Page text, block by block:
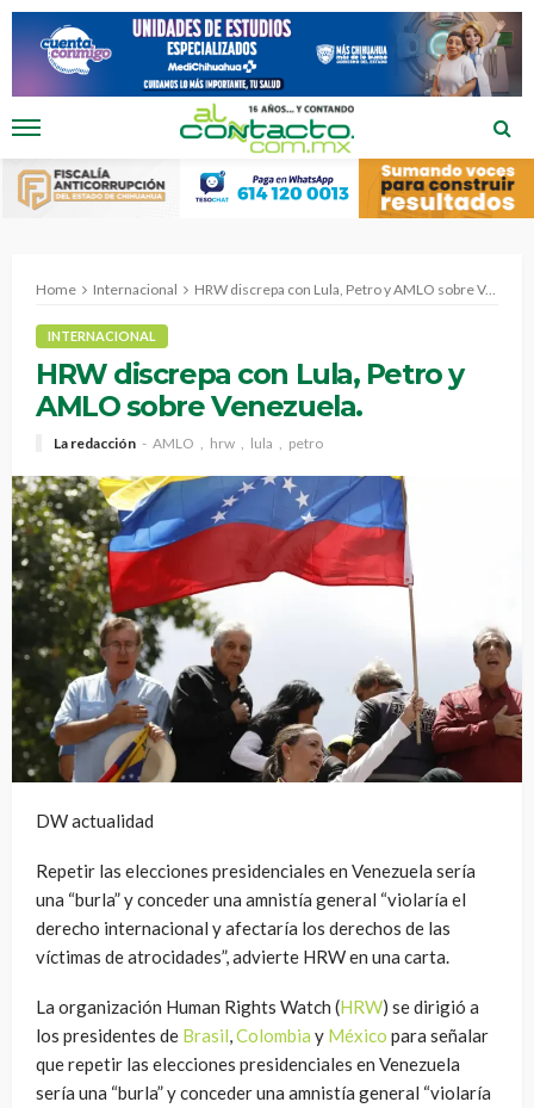
Home Internacional HRW discrepa con Lula, Petro y AMLO sobre Venezuela.
INTERNACIONAL
HRW discrepa con Lula, Petro y
AMLO sobre Venezuela.
La redacción AMLO hrw lula petro
DW actualidad
Repetir las elecciones presidenciales en Venezuela sería
una “burla” y conceder una amnistía general “violaría el
derecho internacional y afectaría los derechos de las
víctimas de atrocidades”, advierte HRW en una carta.
La organización Human Rights Watch (HRW) se dirigió a
los presidentes de Brasil,Colombia y México para señalar
que repetir las elecciones presidenciales en Venezuela
sería una “burla” y conceder una amnistía general “violaría